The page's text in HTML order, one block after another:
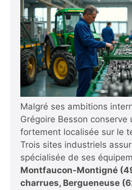
Malgré ses ambitions
Grégoire Besson conserve
fortement localisée sur le
Trois sites industriels
spécialisée de ses
Montfaucon-Montigné
charrues, Bergueneuse